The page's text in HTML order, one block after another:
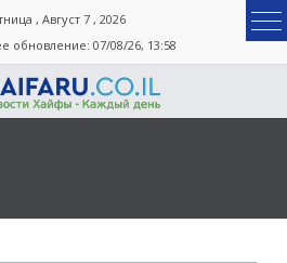
, Август 7 , 2026
обновление: 07/08/26, 13:58